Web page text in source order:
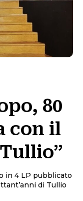
80
con il
in 4 LP pubblicato
di Tullio